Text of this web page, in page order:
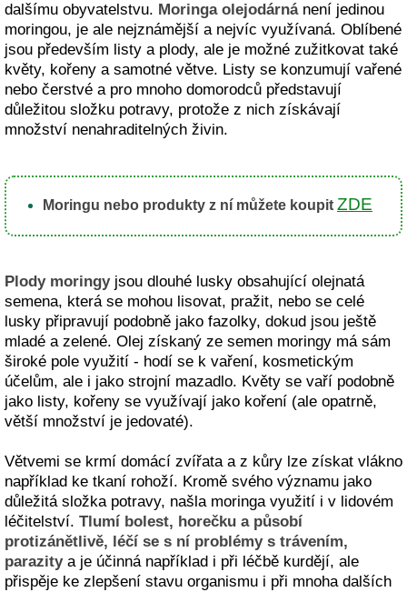
dalšímu obyvatelstvu. Moringa olejodárnánení jedinou
moringou, je ale nejznámější a nejvíc využívaná. Oblíbené
jsou především listy a plody, ale je možné zužitkovat také
květy, kořeny a samotné větve. Listy se konzumují vařené
nebo čerstvé a pro mnoho domorodců představují
důležitou složku potravy, protože z nich získávají
množství nenahraditelných živin.
Moringu nebo produkty z ní můžete koupit ZDE
Plody moringyjsou dlouhé lusky obsahující olejnatá
semena, která se mohou lisovat, pražit, nebo se celé
lusky připravují podobně jako fazolky, dokud jsou ještě
mladé a zelené. Olej získaný ze semen moringy má sám
široké pole využití - hodí se k vaření, kosmetickým
účelům, ale i jako strojní mazadlo. Květy se vaří podobně
jako listy, kořeny se využívají jako koření (ale opatrně,
větší množství je jedovaté).
Větvemi se krmí domácí zvířata a z kůry lze získat vlákno
například ke tkaní rohoží. Kromě svého významu jako
důležitá složka potravy, našla moringa využití i v lidovém
léčitelství. Tlumí bolest, horečku a působí
protizánětlivě, léčí se s ní problémy s trávením,
parazitya je účinná například i při léčbě kurdějí, ale
přispěje ke zlepšení stavu organismu i při mnoha dalších